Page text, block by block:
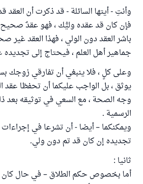
وأنتِ - أيتها السائلة - قد ذكرت أن العقد
فإن كان قد عقده وليُّك ، فهو عقدٌ
باشر العقد دون الولي ، فهذا العقد
جماهير أهل العلم ، فيحتاج إلى
وعلى كلٍ ، فلا ينبغي أن تفارقي زوجك
يوثق ، بل الواجب عليكما أن تحفظا عقد
وجه الصحة ، مع السعي في توثيقه بعد
الرسمية .
ويمكنكما – أيضا - أن تشرعا في
تجديده إن كان قد تم دون ولي.
ثانيا :
أما بخصوص حكم الطلاق – في حال كان